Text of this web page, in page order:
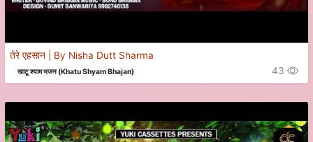
तेरे एहसान | By Nisha Dutt Sharma
खाटू श्याम भजन (Khatu Shyam Bhajan) 43